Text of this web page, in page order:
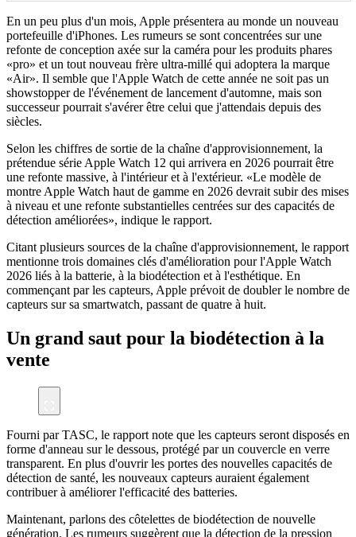
En un peu plus d'un mois, Apple présentera au monde un nouveau
portefeuille d'iPhones. Les rumeurs se sont concentrées sur une
refonte de conception axée sur la caméra pour les produits phares
«pro» et un tout nouveau frère ultra-millé qui adoptera la marque
«Air». Il semble que l'Apple Watch de cette année ne soit pas un
showstopper de l'événement de lancement d'automne, mais son
successeur pourrait s'avérer être celui que j'attendais depuis des
siècles.
Selon les chiffres de sortie de la chaîne d'approvisionnement, la
prétendue série Apple Watch 12 qui arrivera en 2026 pourrait être
une refonte massive, à l'intérieur et à l'extérieur. «Le modèle de
montre Apple Watch haut de gamme en 2026 devrait subir des mises
à niveau et une refonte substantielles centrées sur des capacités de
détection améliorées», indique le rapport.
Citant plusieurs sources de la chaîne d'approvisionnement, le rapport
mentionne trois domaines clés d'amélioration pour l'Apple Watch
2026 liés à la batterie, à la biodétection et à l'esthétique. En
commençant par les capteurs, Apple prévoit de doubler le nombre de
capteurs sur sa smartwatch, passant de quatre à huit.
Un grand saut pour la biodétection à la
vente
Fourni par TASC, le rapport note que les capteurs seront disposés en
forme d'anneau sur le dessous, protégé par un couvercle en verre
transparent. En plus d'ouvrir les portes des nouvelles capacités de
détection de santé, les nouveaux capteurs auraient également
contribuer à améliorer l'efficacité des batteries.
Maintenant, parlons des côtelettes de biodétection de nouvelle
génération. Les rumeurs suggèrent que la détection de la pression